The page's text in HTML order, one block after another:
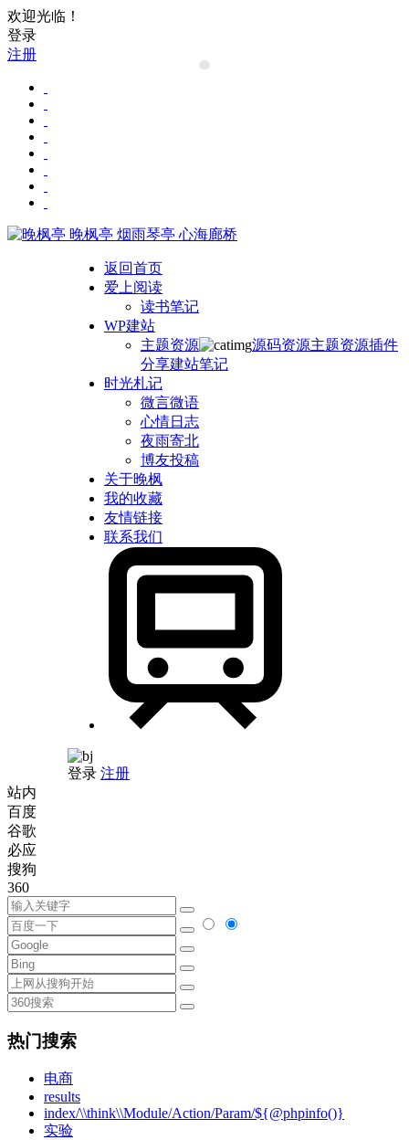
欢迎光临！
登录
注册
晚枫亭 烟雨琴亭 心海廊桥
返回首页
爱上阅读
读书笔记
WP建站
主题资源
源码资源主题资源插件
分享建站笔记
时光札记
微言微语
心情日志
夜雨寄北
博友投稿
关于晚枫
我的收藏
友情链接
联系我们
登录 注册
站内
百度
谷歌
必应
搜狗
360
热门搜索
电商
results
index/\\think\\Module/Action/Param/${@phpinfo()}
实验